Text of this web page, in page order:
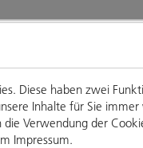
Diese haben zwei
Inhalte für Sie
Verwendung der
Impressum.